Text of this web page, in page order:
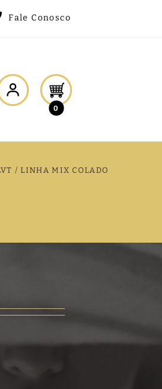
Fale Conosco
0
/ LINHA MIX COLADO